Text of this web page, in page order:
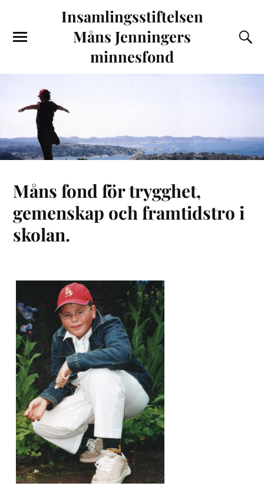
Insamlingsstiftelsen
Måns Jenningers
minnesfond
Måns fond för trygghet,
gemenskap och framtidstro i
skolan.